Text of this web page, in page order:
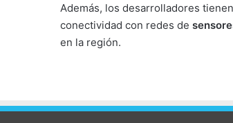
Además, los desarrolladores
conectividad con redes de
en la región.